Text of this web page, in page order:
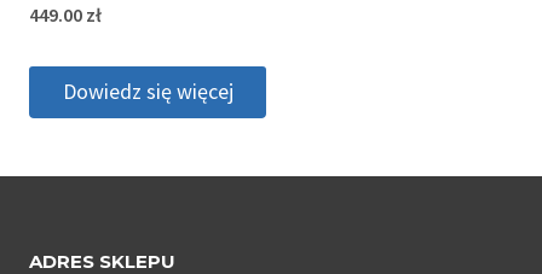
449.00 zł
Dowiedz się więcej
ADRES SKLEPU